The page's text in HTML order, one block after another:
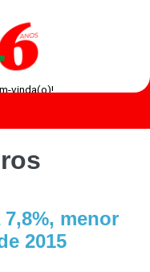
vinda(o)!
menor
2015